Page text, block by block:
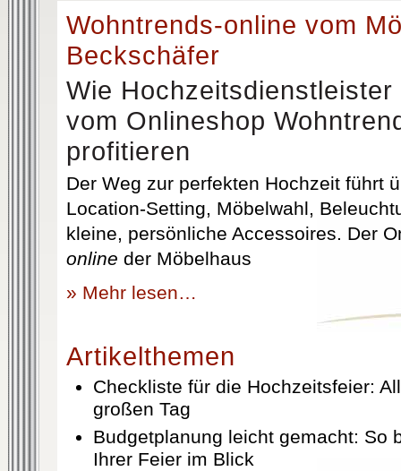
Wohntrends-online vom
Beckschäfer
Wie
vom Onlineshop
profitieren
Der Weg zur perfekten Hochzeit führt
Location-Setting, Möbelwahl,
kleine, persönliche Accessoires. Der
online der Möbelhaus
» Mehr lesen…
Artikelthemen
Checkliste für die Hochzeitsfeier:
großen Tag
Budgetplanung leicht gemacht: So
Ihrer Feier im Blick